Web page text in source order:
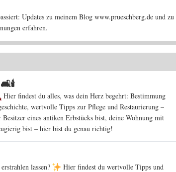
Updates zu meinem Blog www.prueschberg.de und zu
erfahren.
🛋️🕯️
Hier findest du alles, was dein Herz begehrt: Bestimmung
wertvolle Tipps zur Pflege und Restaurierung –
eines antiken Erbstücks bist, deine Wohnung mit
bist – hier bist du genau richtig!
lassen?
Hier findest du wertvolle Tipps und